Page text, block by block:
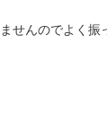
せんのでよく振